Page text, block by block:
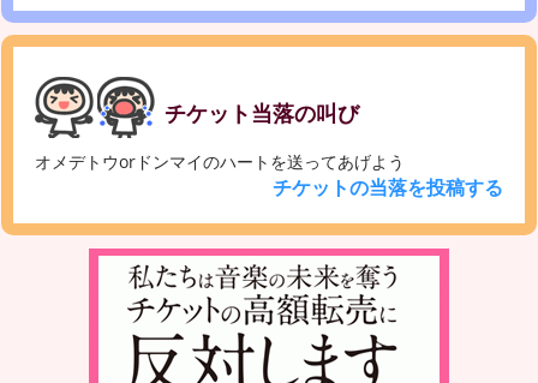
チケット当落の叫び
オメデトウorドンマイのハートを送ってあげよう
チケットの当落を投稿する